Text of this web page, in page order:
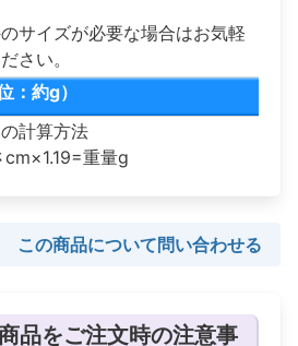
サイズが必要な場合はお気軽
さい。
：約g）
計算方法
重量g
この商品について問い合わせる
品をご注文時の注意事